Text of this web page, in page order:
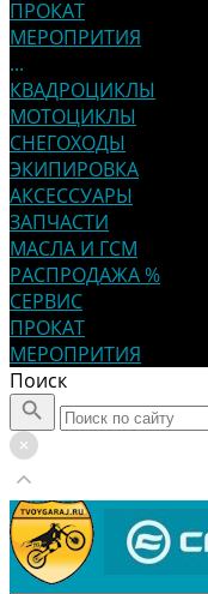
ПРОКАТ
МЕРОПРИТИЯ
...
КВАДРОЦИКЛЫ
МОТОЦИКЛЫ
СНЕГОХОДЫ
ЭКИПИРОВКА
АКСЕССУАРЫ
ЗАПЧАСТИ
МАСЛА И ГСМ
РАСПРОДАЖА %
СЕРВИС
ПРОКАТ
МЕРОПРИТИЯ
Поиск